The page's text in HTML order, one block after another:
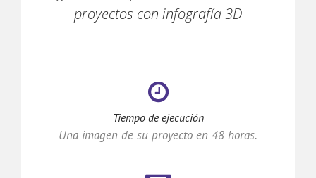
proyectos con infografía 3D
Tiempo de ejecución
Una imagen de su proyecto en 48 horas.